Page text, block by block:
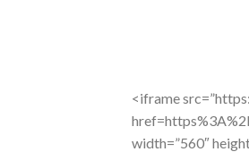
<iframe
width=”560″